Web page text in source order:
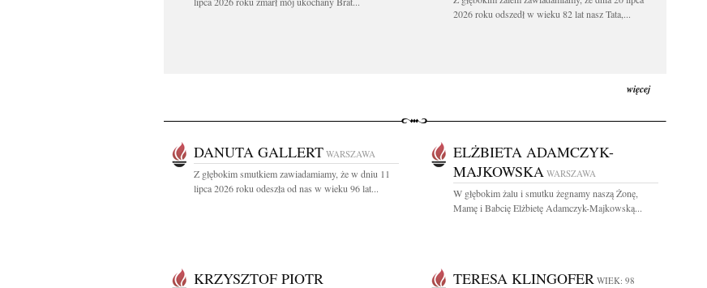
2026 roku odszedł w wieku 82 lat nasz Tata,...
więcej
DANUTA GALLERT WARSZAWA
Z głębokim smutkiem zawiadamiamy, że w dniu 11
lipca 2026 roku odeszła od nas w wieku 96 lat...
ELŻBIETA ADAMCZYK-
MAJKOWSKA WARSZAWA
W głębokim żalu i smutku żegnamy naszą Żonę,
Mamę i Babcię Elżbietę Adamczyk-Majkowską...
KRZYSZTOF PIOTR
TERESA KLINGOFER WIEK: 98